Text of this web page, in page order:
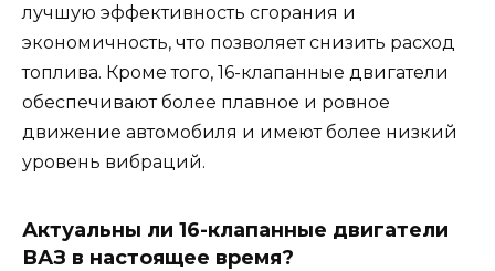
лучшую эффективность сгорания и
экономичность, что позволяет снизить расход
топлива. Кроме того, 16-клапанные двигатели
обеспечивают более плавное и ровное
движение автомобиля и имеют более низкий
уровень вибраций.
Актуальны ли 16-клапанные двигатели
ВАЗ в настоящее время?